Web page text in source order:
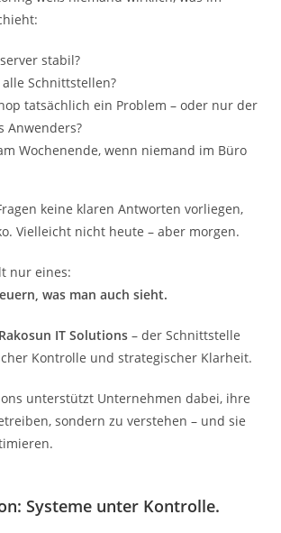
stabil?
Schnittstellen?
tatsächlich ein Problem – oder nur der
Anwenders?
Wochenende, wenn niemand im Büro
keine klaren Antworten vorliegen,
Vielleicht nicht heute – aber morgen.
nur eines:
was man auch sieht.
Rakosun IT Solutions – der Schnittstelle
Kontrolle und strategischer Klarheit.
unterstützt Unternehmen dabei, ihre
sondern zu verstehen – und sie
Systeme unter Kontrolle.